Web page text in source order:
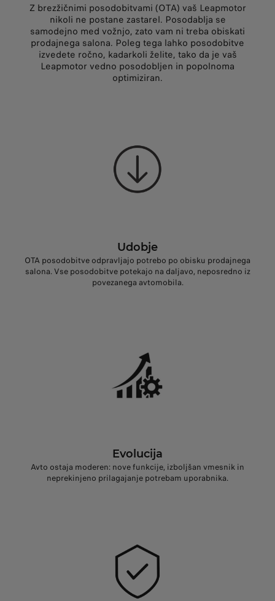
Z brezžičnimi posodobitvami (OTA) vaš Leapmotor
nikoli ne postane zastarel. Posodablja se
samodejno med vožnjo, zato vam ni treba obiskati
prodajnega salona. Poleg tega lahko posodobitve
izvedete ročno, kadarkoli želite, tako da je vaš
Leapmotor vedno posodobljen in popolnoma
optimiziran.
Udobje
OTA posodobitve odpravljajo potrebo po obisku prodajnega
salona. Vse posodobitve potekajo na daljavo, neposredno iz
povezanega avtomobila.
Evolucija
Avto ostaja moderen: nove funkcije, izboljšan vmesnik in
neprekinjeno prilagajanje potrebam uporabnika.